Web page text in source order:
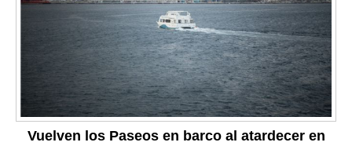
Vuelven los Paseos en barco al atardecer en